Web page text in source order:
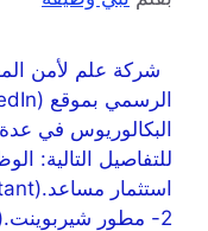
البكالوريوس في